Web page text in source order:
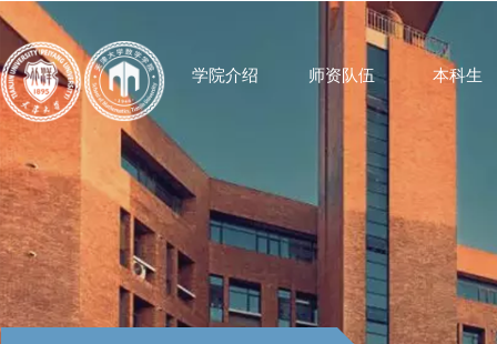
学院介绍 师资队伍 本科生